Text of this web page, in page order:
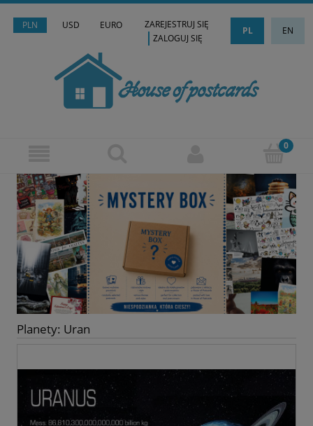
PLN USD EURO PL EN
ZAREJESTRUJ SIĘ
ZALOGUJ SIĘ
Planety: Uran